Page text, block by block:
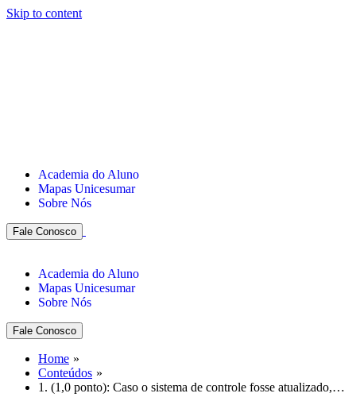
Skip to content
Academia do Aluno
Mapas Unicesumar
Sobre Nós
Fale Conosco
Academia do Aluno
Mapas Unicesumar
Sobre Nós
Fale Conosco
Home
Conteúdos
1. (1,0 ponto): Caso o sistema de controle fosse atualizado,…